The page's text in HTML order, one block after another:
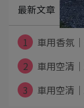
最新文章
1
車用香氛
2
車用空清
3
車用空清